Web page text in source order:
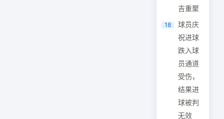
吉重聚
18
球员庆
祝进球
跌入球
员通道
受伤，
结果进
球被判
无效